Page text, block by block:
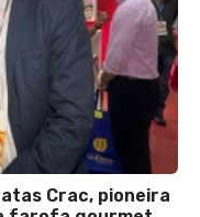
Crac, pioneira